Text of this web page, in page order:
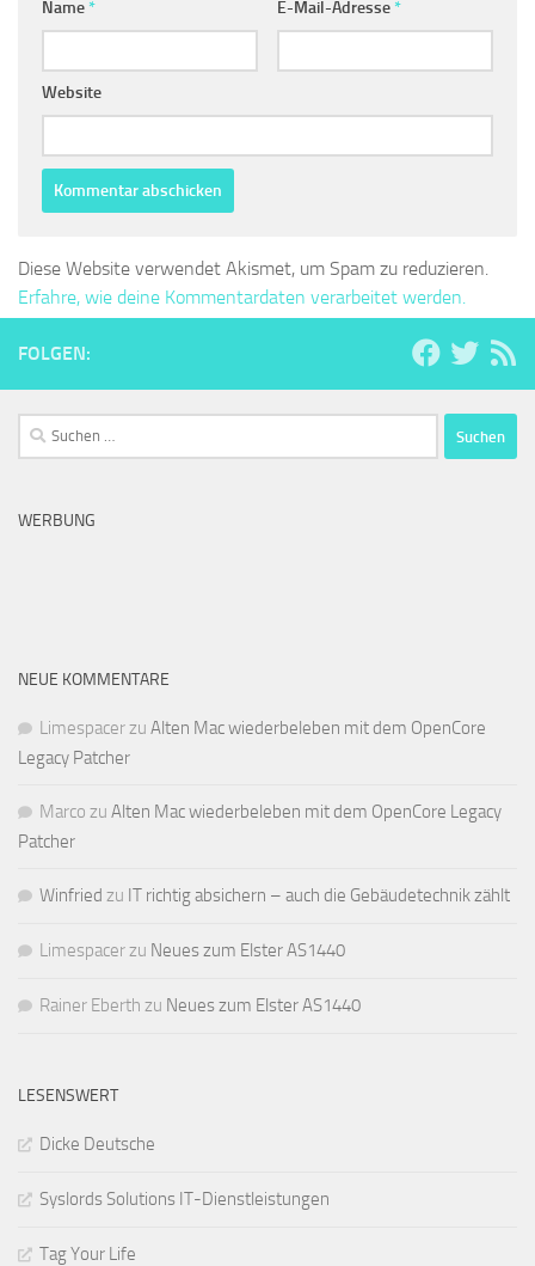
Name* E-Mail-Adresse*
Website
Diese Website verwendet Akismet, um Spam zu reduzieren.
Erfahre, wie deine Kommentardaten verarbeitet werden.
FOLGEN:
Suchen
nach:
WERBUNG
NEUE KOMMENTARE
Limespacerzu Alten Mac wiederbeleben mit dem OpenCore
Legacy Patcher
Marco zu Alten Mac wiederbeleben mit dem OpenCore Legacy
Patcher
Winfried zu IT richtig absichern – auch die Gebäudetechnik zählt
Limespacerzu Neues zum Elster AS1440
Rainer Eberth zu Neues zum Elster AS1440
LESENSWERT
Dicke Deutsche
Syslords Solutions IT-Dienstleistungen
Tag Your Life